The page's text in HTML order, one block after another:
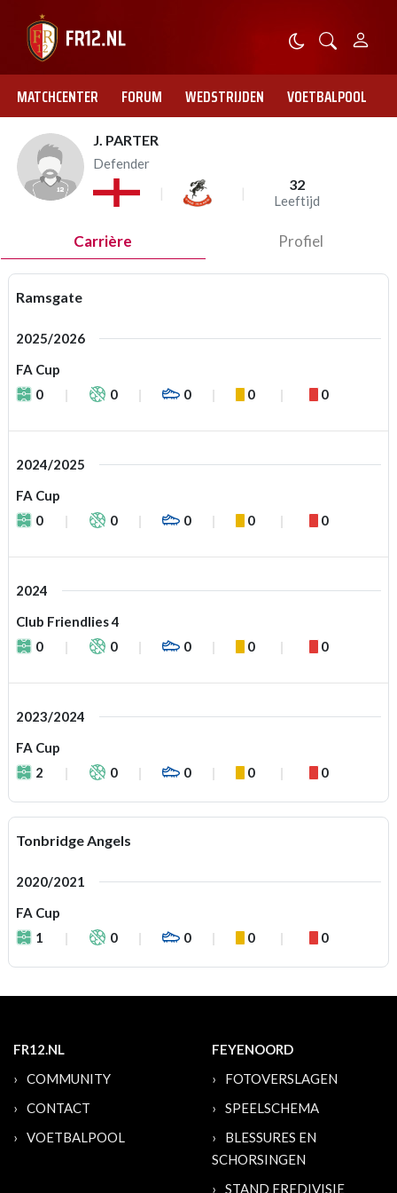
MATCHCENTER FORUM WEDSTRIJDEN VOETBALPOOL
J. PARTER
Defender
32
Leeftijd
Carrière Profiel
Ramsgate
2025/2026
FA Cup
0
0 0 0 0
2024/2025
FA Cup
0
0 0 0 0
2024
Club Friendlies 4
0
0 0 0 0
2023/2024
FA Cup
2
0 0 0 0
Tonbridge Angels
2020/2021
FA Cup
1
0 0 0 0
FR12.NL
COMMUNITY
CONTACT
VOETBALPOOL
FEYENOORD
FOTOVERSLAGEN
SPEELSCHEMA
BLESSURES EN
SCHORSINGEN
STAND EREDIVISIE